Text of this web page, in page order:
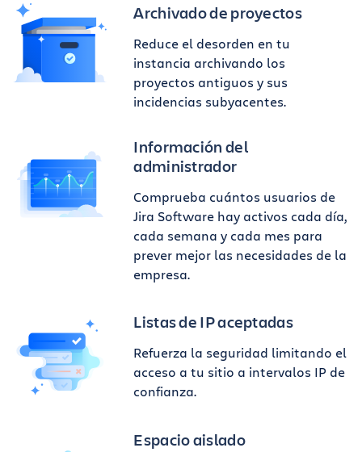
Archivado de proyectos
Reduce el desorden en tu
instancia archivando los
proyectos antiguos y sus
incidencias subyacentes.
Información del
administrador
Comprueba cuántos usuarios de
Jira Software hay activos cada día,
cada semana y cada mes para
prever mejor las necesidades de la
empresa.
Listas de IP aceptadas
Refuerza la seguridad limitando el
acceso a tu sitio a intervalos IP de
confianza.
Espacio aislado